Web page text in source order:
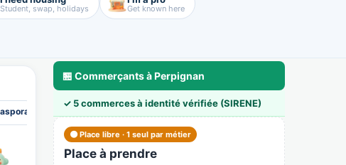
Student, swap, holidays Get known here
🏪 Commerçants à Perpignan
✓ 5 commerces à identité vérifiée (SIRENE)
🟠 Place libre · 1 seul par métier
Place à prendre